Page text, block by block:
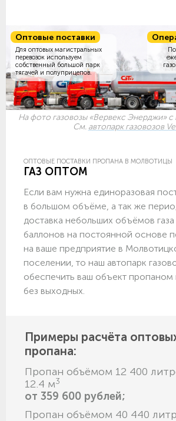
Оптовые поставки
Для оптовых магистральных
перевозок используем
собственный большой парк
тягачей и полуприцепов.
На фото газовозы «Вервекс Энерджи»
См. автопарк газовозов
ОПТОВЫЕ ПОСТАВКИ ПРОПАНА В МОЛВОТИЦЫ
ГАЗ ОПТОМ
Если вам нужна единоразовая
в большом объёме, а так же
доставка небольших объёмов газа
баллонов на постоянной основе
на ваше предприятие в
поселении, то наш автопарк
обеспечить ваш объект пропаном
без выходных.
Примеры расчёта
пропана:
Пропан объёмом 12 400
12.4 м3
от 359 600 рублей;
Пропан объёмом 40 440